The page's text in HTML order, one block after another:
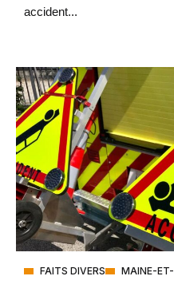
accident...
FAITS DIVERS MAINE-